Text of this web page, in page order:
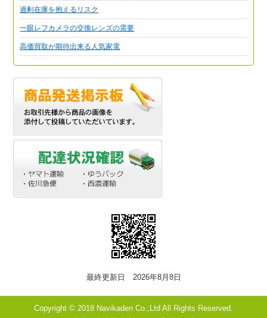
過剰在庫を抱えるリスク
一眼レフカメラの交換レンズの需要
高価買取が期待出来る人気家電
最終更新日 2026年8月8日
Copyright © 2018 Navikaden Co.,Ltd All Rights Reserved.